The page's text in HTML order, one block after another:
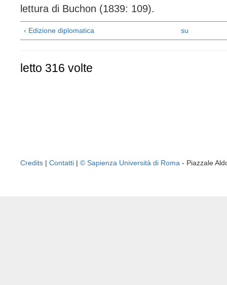
lettura di Buchon (1839: 109).
‹ Edizione diplomatica su
letto 316 volte
Credits | Contatti | © Sapienza Università di Roma - Piazzale